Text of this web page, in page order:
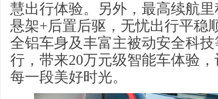
慧出行体验。另外，最高续航
悬架+后置后驱，无忧出行平稳
全铝车身及丰富主被动安全科
行，带来20万元级智能车体验
每一段美好时光。